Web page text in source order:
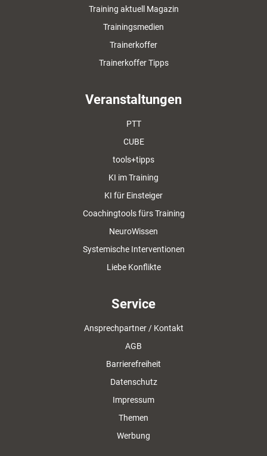
Training aktuell Magazin
Trainingsmedien
Trainerkoffer
Trainerkoffer Tipps
Veranstaltungen
PTT
CUBE
tools+tipps
KI im Training
KI für Einsteiger
Coachingtools fürs Training
NeuroWissen
Systemische Interventionen
Liebe Konflikte
Service
Ansprechpartner / Kontakt
AGB
Barrierefreiheit
Datenschutz
Impressum
Themen
Werbung